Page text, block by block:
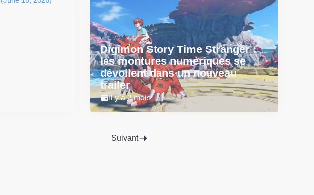
Digimon Story Time Stranger :
les montures numériques se
dévoilent dans un nouveau
trailer
Il y a 2 mois
Suivant